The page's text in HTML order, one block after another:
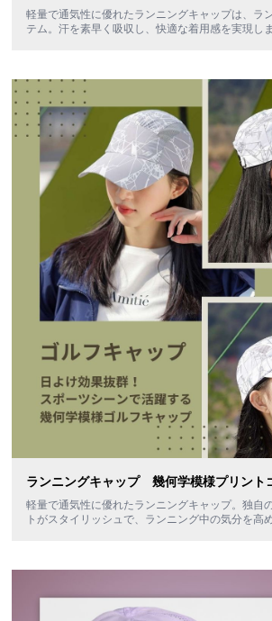
軽量で通気性に優れたランニングキャップは、ラ
テム。汗を素早く吸収し、快適な着用感を実現し
ランニングキャップ 幾何学模様プリント
軽量で通気性に優れたランニングキャップ。独自
トがスタイリッシュで、ランニング中の気分を高